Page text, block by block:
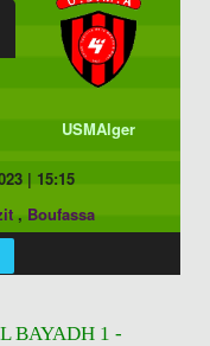
USMAlger
| 15:15
, Boufassa
BAYADH 1 -